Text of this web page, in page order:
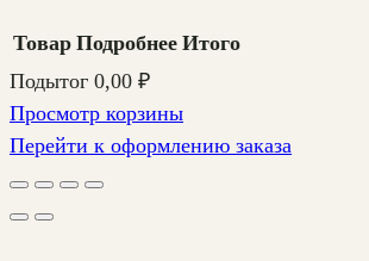
Товары
в
корзине
Товар Подробнее Итого
Подытог 0,00 ₽
Просмотр корзины
Перейти к оформлению заказа